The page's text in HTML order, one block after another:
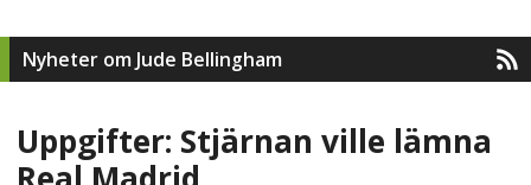
Nyheter om Jude Bellingham
Uppgifter: Stjärnan ville lämna